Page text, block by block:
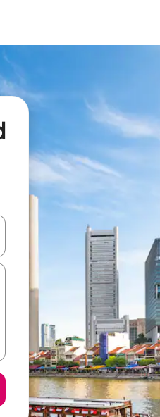
keuze met je de pijltjestoetsen